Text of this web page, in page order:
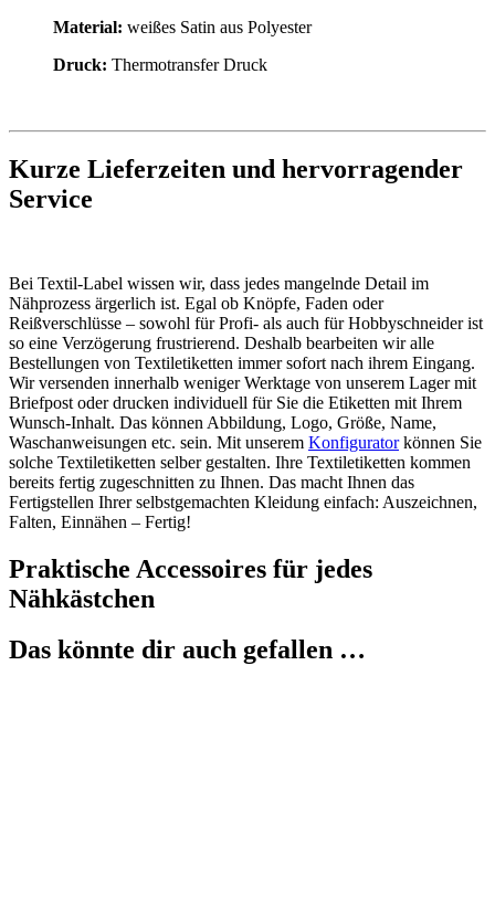
Material: weißes Satin aus Polyester
Druck: Thermotransfer Druck
Kurze Lieferzeiten und hervorragender
Service
Bei Textil-Label wissen wir, dass jedes mangelnde Detail im
Nähprozess ärgerlich ist. Egal ob Knöpfe, Faden oder
Reißverschlüsse – sowohl für Profi- als auch für Hobbyschneider ist
so eine Verzögerung frustrierend. Deshalb bearbeiten wir alle
Bestellungen von Textiletiketten immer sofort nach ihrem Eingang.
Wir versenden innerhalb weniger Werktage von unserem Lager mit
Briefpost oder drucken individuell für Sie die Etiketten mit Ihrem
Wunsch-Inhalt. Das können Abbildung, Logo, Größe, Name,
Waschanweisungen etc. sein. Mit unserem Konfiguratorkönnen Sie
solche Textiletiketten selber gestalten. Ihre Textiletiketten kommen
bereits fertig zugeschnitten zu Ihnen. Das macht Ihnen das
Fertigstellen Ihrer selbstgemachten Kleidung einfach: Auszeichnen,
Falten, Einnähen – Fertig!
Praktische Accessoires für jedes
Nähkästchen
Das könnte dir auch gefallen …